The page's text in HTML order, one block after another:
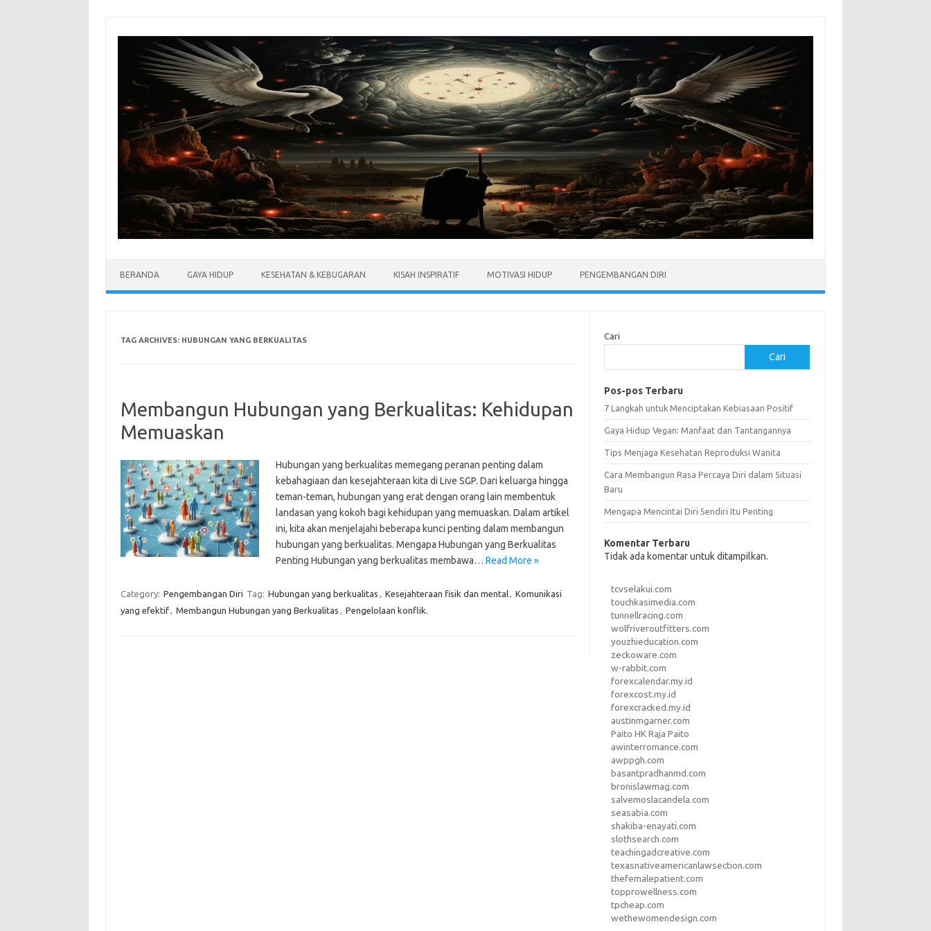
BERANDA GAYA HIDUP KESEHATAN & KEBUGARAN KISAH INSPIRATIF MOTIVASI HIDUP PENGEMBANGAN DIRI
TAG ARCHIVES: HUBUNGAN YANG BERKUALITAS
Membangun Hubungan yang Berkualitas: Kehidupan
Memuaskan
Hubungan yang berkualitas memegang peranan penting dalam
kebahagiaan dan kesejahteraan kita di Live SGP. Dari keluarga hingga
teman-teman, hubungan yang erat dengan orang lain membentuk
landasan yang kokoh bagi kehidupan yang memuaskan. Dalam artikel
ini, kita akan menjelajahi beberapa kunci penting dalam membangun
hubungan yang berkualitas. Mengapa Hubungan yang Berkualitas
Penting Hubungan yang berkualitas membawa… Read More »
Category: Pengembangan Diri Tag: Hubungan yang berkualitas , Kesejahteraan fisik dan mental, Komunikasi
yang efektif, Membangun Hubungan yang Berkualitas , Pengelolaan konflik.
Cari
Cari
Pos-pos Terbaru
7 Langkah untuk Menciptakan Kebiasaan Positif
Gaya Hidup Vegan: Manfaat dan Tantangannya
Tips Menjaga Kesehatan Reproduksi Wanita
Cara Membangun Rasa Percaya Diri dalam Situasi
Baru
Mengapa Mencintai Diri Sendiri Itu Penting
Komentar Terbaru
Tidak ada komentar untuk ditampilkan.
tcvselakui.com
touchkasimedia.com
tunnellracing.com
wolfriveroutfitters.com
youzhieducation.com
zeckoware.com
w-rabbit.com
forexcalendar.my.id
forexcost.my.id
forexcracked.my.id
austinmgarner.com
Paito HK Raja Paito
awinterromance.com
awppgh.com
basantpradhanmd.com
bronislawmag.com
salvemoslacandela.com
seasabia.com
shakiba-enayati.com
slothsearch.com
teachingadcreative.com
texasnativeamericanlawsection.com
thefemalepatient.com
topprowellness.com
tpcheap.com
wethewomendesign.com